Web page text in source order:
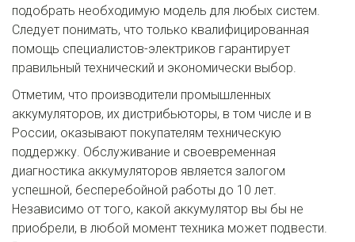
подобрать необходимую модель для любых систем.
Следует понимать, что только квалифицированная
помощь специалистов-электриков гарантирует
правильный технический и экономически выбор.
Отметим, что производители промышленных
аккумуляторов, их дистрибьюторы, в том числе и в
России, оказывают покупателям техническую
поддержку. Обслуживание и своевременная
диагностика аккумуляторов является залогом
успешной, бесперебойной работы до 10 лет.
Независимо от того, какой аккумулятор вы бы не
приобрели, в любой момент техника может подвести.